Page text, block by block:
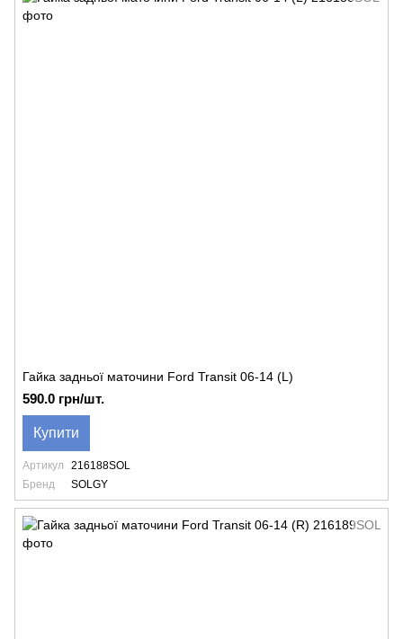
Гайка задньої маточини Ford Transit 06-14 (L)
590.0 грн/шт.
Купити
Артикул
216188SOL
Бренд
SOLGY